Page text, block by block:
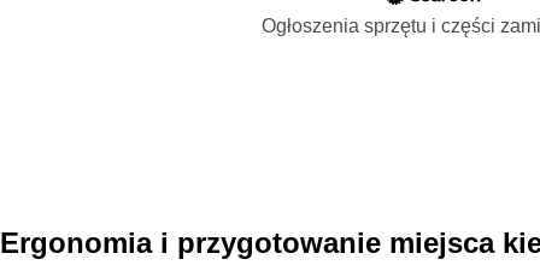
Ogłoszenia sprzętu i części
Ergonomia i przygotowanie miejsca